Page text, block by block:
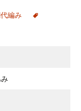
編み